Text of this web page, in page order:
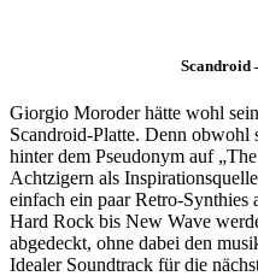
Scandroid
Giorgio Moroder hätte wohl
Scandroid-Platte. Denn
hinter dem Pseudonym auf
Achtzigern als
einfach ein paar Retro-
Hard Rock bis New Wave
abgedeckt, ohne dabei den
Idealer Soundtrack für die